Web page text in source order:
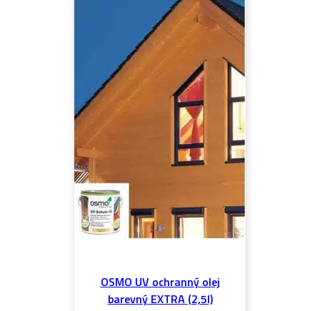
OSMO UV ochranný olej
barevný EXTRA (2,5l)